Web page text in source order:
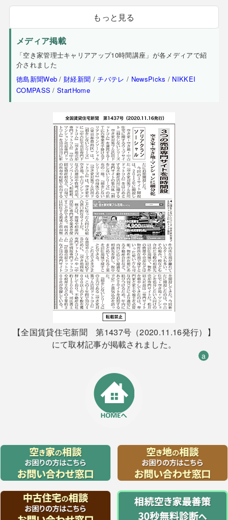
もっと見る
メディア掲載
「空き家管理士キャリアアップ10時間講座」が各メディアで紹
介されました
徳島新聞Web / 財経新聞 /チバテレ / NewsPicks / NIKKEI
COMPASS /StartHome
【全国賃貸住宅新聞 第1437号（2020.11.16発行）】
にて取材記事が掲載されました。
a